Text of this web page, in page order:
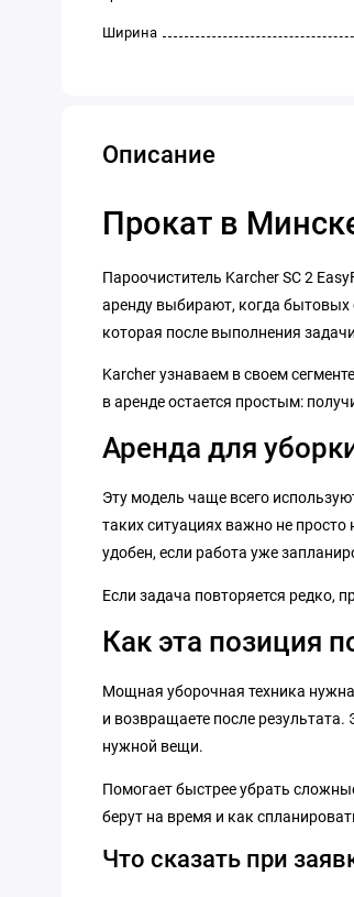
Ширина
Описание
Прокат в
Пароочиститель Karcher SC 2
аренду выбирают, когда бытовых
которая после выполнения
Karcher узнаваем в своем
в аренде остается простым:
Аренда для
Эту модель чаще всего
таких ситуациях важно не
удобен, если работа уже
Если задача повторяется редко,
Как эта позиция
Мощная уборочная техника
и возвращаете после результата.
нужной вещи.
Помогает быстрее убрать
берут на время и как
Что сказать при